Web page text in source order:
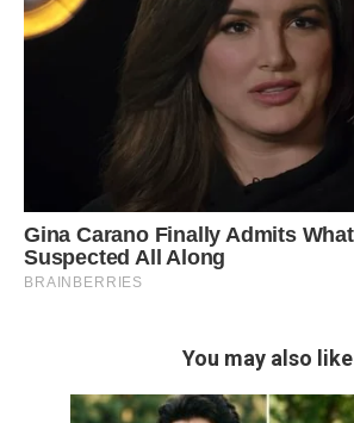
You may also like